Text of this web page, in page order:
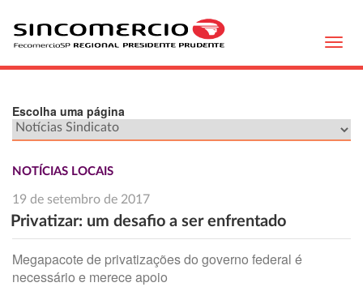
Escolha uma página
NOTÍCIAS LOCAIS
19 de setembro de 2017
Privatizar: um desafio a ser enfrentado
Megapacote de privatizações do governo federal é
necessário e merece apoio